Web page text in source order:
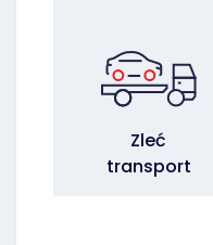
Zleć
transport